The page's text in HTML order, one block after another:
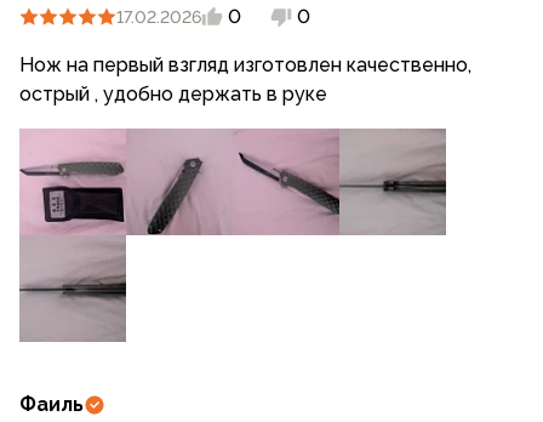
17.02.2026 0 0
Нож на первый взгляд изготовлен качественно,
острый , удобно держать в руке
Фаиль